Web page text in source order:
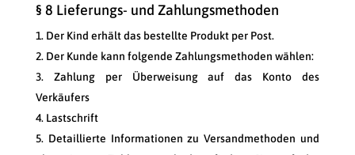
§ 8 Lieferungs- und Zahlungsmethoden
Der Kind erhält das bestellte Produkt per Post.
Der Kunde kann folgende Zahlungsmethoden wählen:
Zahlung per Überweisung auf das Konto des
Verkäufers
Lastschrift
Detaillierte Informationen zu Versandmethoden und